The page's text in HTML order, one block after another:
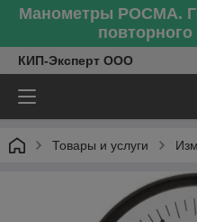
Манометры РОСМА.
КИП-Эксперт ООО
Товары и услуги